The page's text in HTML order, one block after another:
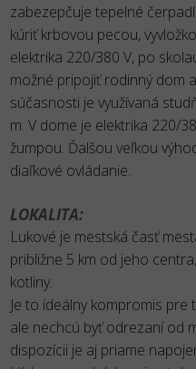
zabezepčuje tepelné
kúriť krbovou pecou,
elektrika 220/380 V, po
možné pripojiť rodinný dom
súčasnosti je využívaná
m. V dome je elektrika 220/
žumpou. Ďalšou veľkou
diaľkové ovládanie.
LOKALITA:
Lukové je mestská časť
približne 5 km od jeho
kotliny.
Je to ideálny kompromis pre
ale nechcú byť odrezaní od
dispozícii je aj priame